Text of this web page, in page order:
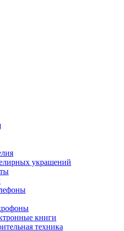
украшений
книги